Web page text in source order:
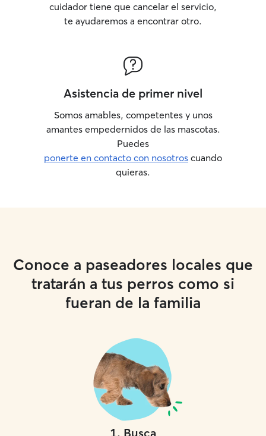
cuidador tiene que cancelar el servicio,
te ayudaremos a encontrar otro.
Asistencia de primer nivel
Somos amables, competentes y unos
amantes empedernidos de las mascotas.
Puedes
ponerte en contacto con nosotros cuando
quieras.
Conoce a paseadores locales que
tratarán a tus perros como si
fueran de la familia
1. Busca